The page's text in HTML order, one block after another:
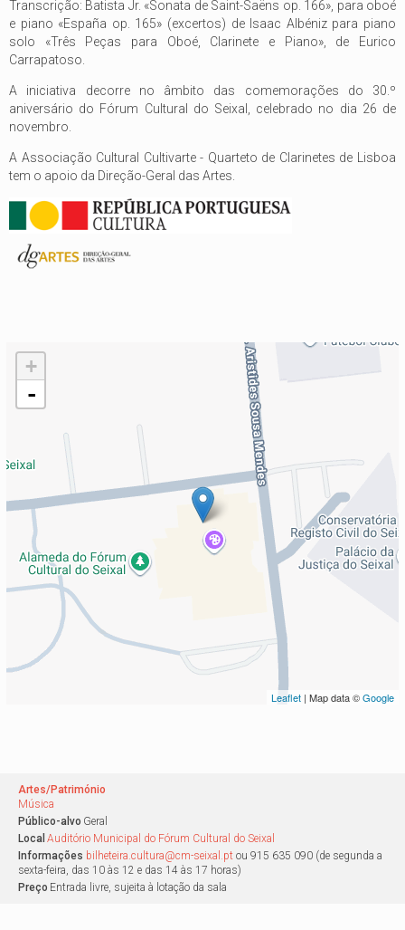
Transcrição: Batista Jr. «Sonata de Saint-Saëns op. 166», para oboé
e piano «España op. 165» (excertos) de Isaac Albéniz para piano
solo «Três Peças para Oboé, Clarinete e Piano», de Eurico
Carrapatoso.
A iniciativa decorre no âmbito das comemorações do 30.º
aniversário do Fórum Cultural do Seixal, celebrado no dia 26 de
novembro.
A Associação Cultural Cultivarte - Quarteto de Clarinetes de Lisboa
tem o apoio da Direção-Geral das Artes.
+
-
Leaflet | Map data ©Google
Artes/Património
Música
Público-alvo Geral
Local Auditório Municipal do Fórum Cultural do Seixal
Informações bilheteira.cultura@cm-seixal.pt ou 915 635 090 (de segunda a
sexta-feira, das 10 às 12 e das 14 às 17 horas)
Preço Entrada livre, sujeita à lotação da sala